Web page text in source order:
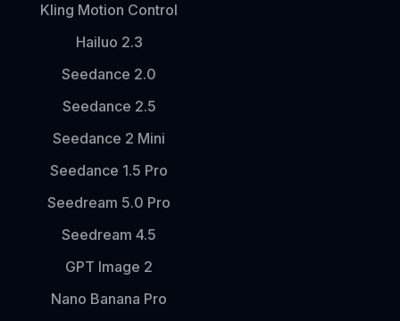
Kling Motion Control
Hailuo 2.3
Seedance 2.0
Seedance 2.5
Seedance 2 Mini
Seedance 1.5 Pro
Seedream 5.0 Pro
Seedream 4.5
GPT Image 2
Nano Banana Pro